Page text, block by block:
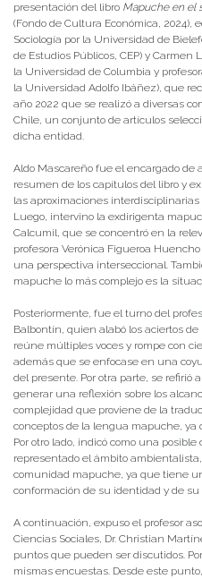
presentación del libro Mapuche en el
(Fondo de Cultura Económica, 2024),
Sociología por la Universidad de
de Estudios Públicos, CEP) y Carmen
la Universidad de Columbia y
la Universidad Adolfo Ibáñez), que
año 2022 que se realizó a diversas
Chile, un conjunto de artículos
dicha entidad.
Aldo Mascareño fue el encargado
resumen de los capítulos del libro y
las aproximaciones
Luego, intervino la exdirigenta
Calcumil, que se concentró en la
profesora Verónica Figueroa
una perspectiva interseccional.
mapuche lo más complejo es la
Posteriormente, fue el turno del
Balbontín, quien alabó los aciertos
reúne múltiples voces y rompe con
además que se enfocase en una
del presente. Por otra parte, se refirió
generar una reflexión sobre los
complejidad que proviene de la
conceptos de la lengua mapuche,
Por otro lado, indicó como una
representado el ámbito
comunidad mapuche, ya que tiene
conformación de su identidad y de su
A continuación, expuso el profesor
Ciencias Sociales, Dr. Christian
puntos que pueden ser discutidos.
mismas encuestas. Desde este